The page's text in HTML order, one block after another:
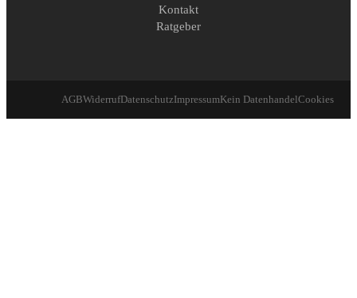
Kontakt
Ratgeber
AGBWiderrufDatenschutzImpressumKein DatenhandelCookies